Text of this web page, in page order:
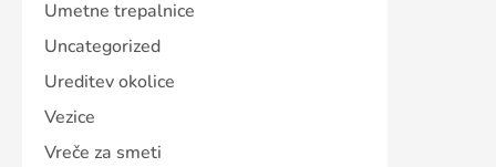
Umetne trepalnice
Uncategorized
Ureditev okolice
Vezice
Vreče za smeti